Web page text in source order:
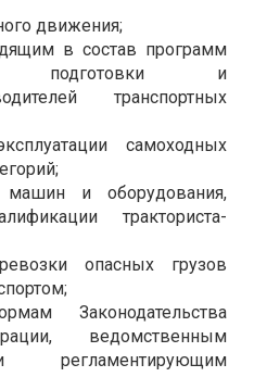
движения;
в состав программ
подготовки и
транспортных
самоходных
и оборудования,
тракториста-
опасных грузов
Законодательства
ведомственным